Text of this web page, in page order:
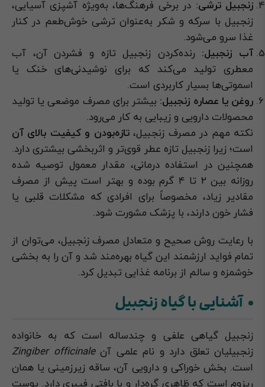
زنجبیل ترشی: در برخی فرهنگ‌ها، به‌ویژه آشپزی آسیایی،
زنجبیل با سرکه و شکر به‌عنوان ترشی خوش‌طعم در کنار
غذا سرو می‌شود.
آب زنجبیل: رنده‌کردن زنجبیل تازه و فشردن آن، آب
معطری تولید می‌کند که برای نوشیدنی‌های خنک یا
اسموتی‌ها بسیار کاربردی است.
روغن یا عصاره زنجبیل: بیشتر برای مصرف موضعی یا تولید
محصولات دارویی و زیبایی به کار می‌رود.
نکته مهم در مصرف زنجبیل،تازه‌بودن و کیفیت بالای آن
است؛ زیرا زنجبیل تازه عطر قوی‌تر و اثربخشی بیشتری دارد.
همچنین در استفاده درمانی، مقدار معمول توصیه شده
روزانه بین ۲ تا ۴ گرم بوده و بهتر است پیش از مصرف
مقادیر زیاد، مخصوصاً برای افرادی که مشکلات قلبی یا
فشار خون دارند، با پزشک مشورت شود.
با رعایت روش صحیح و متعادل مصرف زنجبیل، می‌توان از
تمام فواید ارزشمند این گیاه بهره‌مند شد و آن را به بخشی
خوشمزه و سالم از برنامه غذایی تبدیل کرد.
آشنایی با گیاه زنجبیل
زنجبیل گیاهی علفی و چندساله است که به خانواده
زنجبیلیان تعلق دارد و نام علمی آنZingiber officinale
است. بخش خوراکی و دارویی آن، ساقه زیرزمینی یا همان